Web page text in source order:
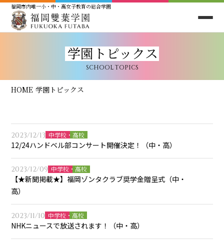
福岡市内唯一小・中・高女子教育の総合学園
学園トピックス
SCHOOL TOPICS
HOME 学園トピックス
2023/12/13 中学校・高校
12/24ハンドベル部コンサート開催決定！（中・高）
2023/12/09 中学校・高校
【★新聞掲載★】福岡ゾンタクラブ奨学金贈呈式（中・
高）
2023/11/10 中学校・高校
NHKニュースで放送されます！（中・高）